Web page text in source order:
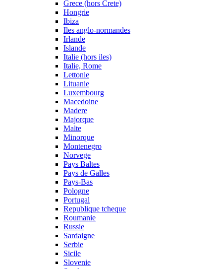
Grece (hors Crete)
Hongrie
Ibiza
Iles anglo-normandes
Irlande
Islande
Italie (hors iles)
Italie, Rome
Lettonie
Lituanie
Luxembourg
Macedoine
Madere
Majorque
Malte
Minorque
Montenegro
Norvege
Pays Baltes
Pays de Galles
Pays-Bas
Pologne
Portugal
Republique tcheque
Roumanie
Russie
Sardaigne
Serbie
Sicile
Slovenie